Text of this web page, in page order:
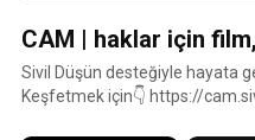
CAM | haklar için
Sivil Düşün desteğiyle hayata
Keşfetmek için👇 https://